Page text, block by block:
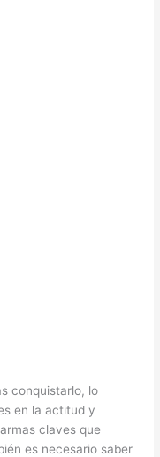
conquistarlo, lo
en la actitud y
claves que
es necesario saber